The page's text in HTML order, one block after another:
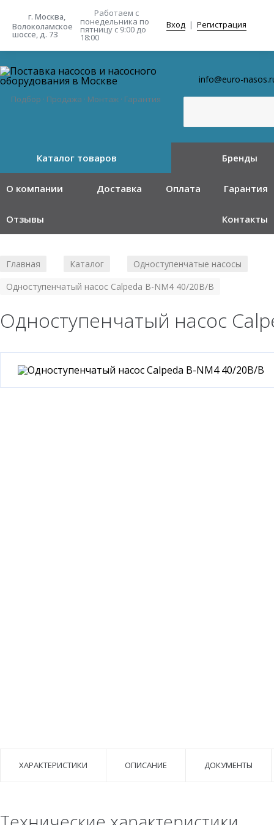
г. Москва,
Волоколамское
шоссе, д. 73
Работаем с
понедельника по
пятницу с 9:00 до
18:00
Вход | Регистрация
Подбор · Продажа · Монтаж · Гарантия
info@euro-
Каталог товаров Бренды
О компании Доставка Оплата Гарантия
Отзывы Контакты
Главная Каталог Одноступенчатые насосы
Одноступенчатый насос Calpeda B-NM4 40/20B/B
Одноступенчатый насос
ХАРАКТЕРИСТИКИ ОПИСАНИЕ ДОКУМЕНТЫ